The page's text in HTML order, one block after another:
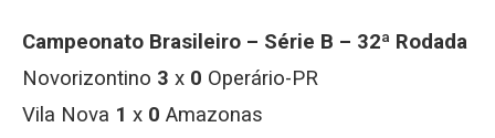
Campeonato Brasileiro – Série B – 32ª Rodada
Novorizontino 3 x 0 Operário-PR
Vila Nova 1 x 0 Amazonas